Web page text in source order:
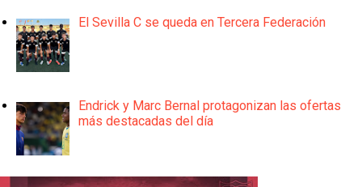
El Sevilla C se queda en Tercera Federación
Endrick y Marc Bernal protagonizan las ofertas
más destacadas del día